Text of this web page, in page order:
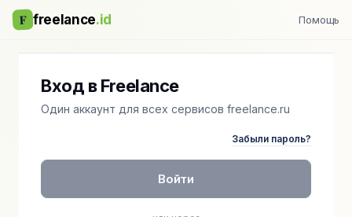
F freelance.id Помощь
Вход в Freelance
Один аккаунт для всех сервисов freelance.ru
Забыли пароль?
Войти